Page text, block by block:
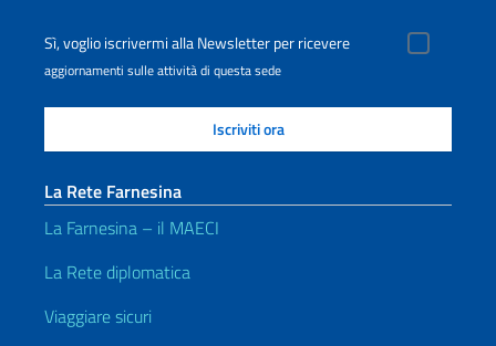
Sì, voglio iscrivermi alla Newsletter per ricevere
aggiornamenti sulle attività di questa sede
La Rete Farnesina
La Farnesina – il MAECI
La Rete diplomatica
Viaggiare sicuri